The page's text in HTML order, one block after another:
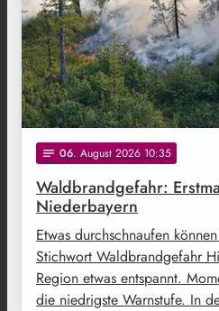
notes 06. August 2026 10:35
Waldbrandgefahr:
Niederbayern
Etwas durchschnaufen
Stichwort Waldbrandgefahr
Region etwas entspannt.
die niedrigste Warnstufe. In